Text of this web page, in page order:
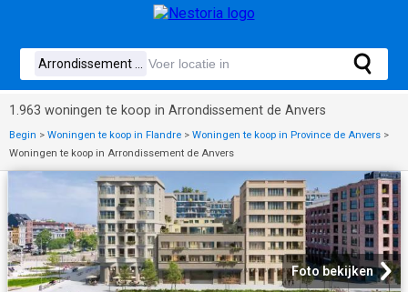
1.963 woningen te koop in Arrondissement de Anvers
Begin > Woningen te koop in Flandre > Woningen te koop in Province de Anvers >
Woningen te koop in Arrondissement de Anvers
Foto bekijken